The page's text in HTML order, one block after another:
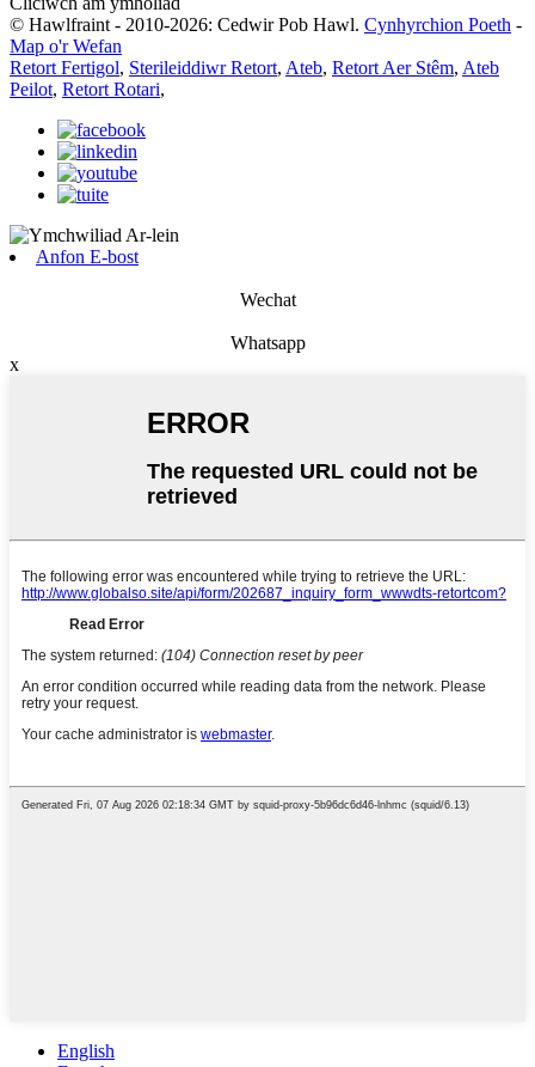
© Hawlfraint - 2010-2026: Cedwir Pob Hawl. Cynhyrchion Poeth -
Map o'r Wefan
Retort Fertigol, Sterileiddiwr Retort, Ateb, Retort Aer Stêm, Ateb
Peilot, Retort Rotari,
Anfon E-bost
Wechat
Whatsapp
x
English